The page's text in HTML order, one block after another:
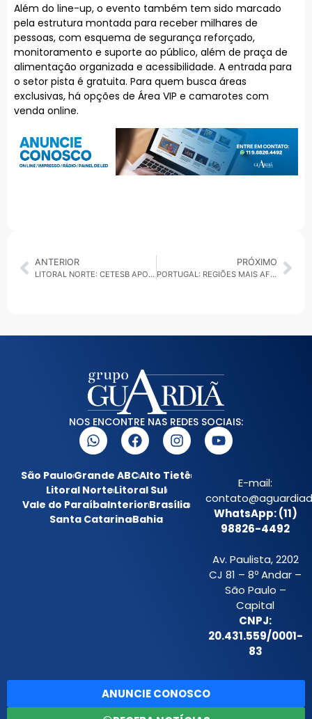
Além do line-up, o evento também tem sido marcado
pela estrutura montada para receber milhares de
pessoas, com esquema de segurança reforçado,
monitoramento e suporte ao público, além de praça de
alimentação organizada e acessibilidade. A entrada para
o setor pista é gratuita. Para quem busca áreas
exclusivas, há opções de Área VIP e camarotes com
venda online.
ANTERIOR
LITORAL NORTE: CETESB APONTA 8 TRECHOS IMPRÓPRIOS PARA BANHO; VEJA O QUE MUDOU EM UMA SEMANA
PRÓXIMO
PORTUGAL: REGIÕES MAIS AFETADAS POR TEMPESTADE ENTRARAM EM CALAMIDADE
NOS ENCONTRE NAS REDES SOCIAIS:
São PauloGrande ABCAlto Tietê
Litoral NorteLitoral Sul
Vale do ParaíbaInteriorBrasília
Santa CatarinaBahia
E-mail:
WhatsApp: (11)
98826-4492
Av. Paulista, 2202
CJ 81 – 8º Andar –
São Paulo –
Capital
CNPJ:
20.431.559/0001-
83
ANUNCIE CONOSCO